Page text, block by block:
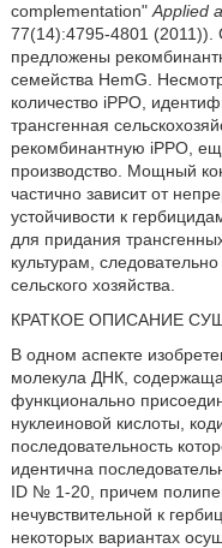
complementationʺ Applied
77(14):4795-4801 (2011)).
предложены
семейства HemG.
количество iPPO,
трансгенная
рекомбинантную iPPO,
производство. Мощный
частично зависит от
устойчивости к
для придания
культурам,
сельского хозяйства.
КРАТКОЕ ОПИСАНИЕ
В одном аспекте
молекула ДНК,
функционально
нуклеиновой кислоты,
последовательность
идентична
ID № 1-20, причем
нечувствительной к
некоторых вариантах